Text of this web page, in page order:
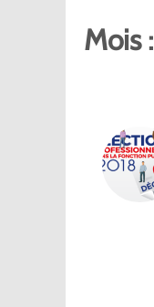
Mois :